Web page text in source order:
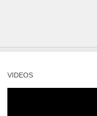
VIDEOS